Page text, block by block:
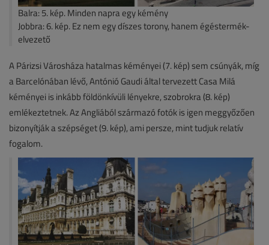
Balra: 5. kép. Minden napra egy kémény
Jobbra: 6. kép. Ez nem egy díszes torony, hanem égéstermék-
elvezető
A Párizsi Városháza hatalmas kéményei (7. kép) sem csúnyák, míg
a Barcelónában lévő, Antónió Gaudi által tervezett Casa Milá
kéményei is inkább földönkívüli lényekre, szobrokra (8. kép)
emlékeztetnek. Az Angliából származó fotók is igen meggyőzően
bizonyítják a szépséget (9. kép), ami persze, mint tudjuk relatív
fogalom.